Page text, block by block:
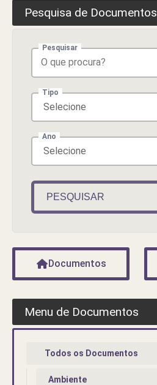
Pesquisa de Documentos
Pesquisar
Tipo
Ano
PESQUISAR
Documentos
Menu de Documentos
Todos os Documentos
Ambiente